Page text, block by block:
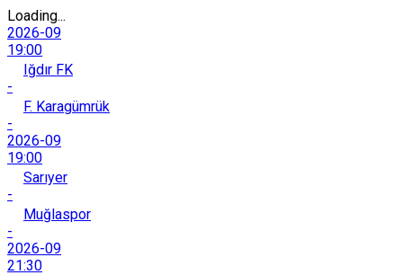
Loading...
2026-09
19:00
Iğdır FK
-
F. Karagümrük
-
2026-09
19:00
Sarıyer
-
Muğlaspor
-
2026-09
21:30